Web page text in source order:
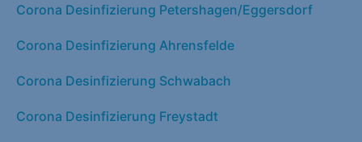
Corona Desinfizierung Petershagen/Eggersdorf
Corona Desinfizierung Ahrensfelde
Corona Desinfizierung Schwabach
Corona Desinfizierung Freystadt